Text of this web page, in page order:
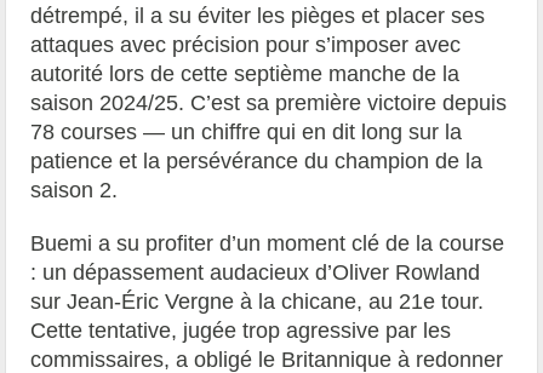
détrempé, il a su éviter les pièges et placer ses
attaques avec précision pour s’imposer avec
autorité lors de cette septième manche de la
saison 2024/25. C’est sa première victoire depuis
78 courses — un chiffre qui en dit long sur la
patience et la persévérance du champion de la
saison 2.
Buemi a su profiter d’un moment clé de la course
: un dépassement audacieux d’Oliver Rowland
sur Jean-Éric Vergne à la chicane, au 21e tour.
Cette tentative, jugée trop agressive par les
commissaires, a obligé le Britannique à redonner